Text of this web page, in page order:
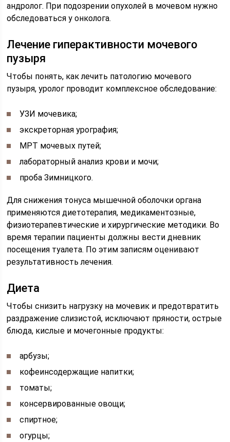
андролог. При подозрении опухолей в мочевом нужно
обследоваться у онколога.
Лечение гиперактивности мочевого
пузыря
Чтобы понять, как лечить патологию мочевого
пузыря, уролог проводит комплексное обследование:
УЗИ мочевика;
экскреторная урография;
МРТ мочевых путей;
лабораторный анализ крови и мочи;
проба Зимницкого.
Для снижения тонуса мышечной оболочки органа
применяются диетотерапия, медикаментозные,
физиотерапевтические и хирургические методики. Во
время терапии пациенты должны вести дневник
посещения туалета. По этим записям оценивают
результативность лечения.
Диета
Чтобы снизить нагрузку на мочевик и предотвратить
раздражение слизистой, исключают пряности, острые
блюда, кислые и мочегонные продукты:
арбузы;
кофеинсодержащие напитки;
томаты;
консервированные овощи;
спиртное;
огурцы;